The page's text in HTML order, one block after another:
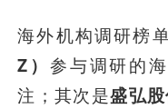
海外机构调研榜
Z） 参与调研的
注；其次是盛弘